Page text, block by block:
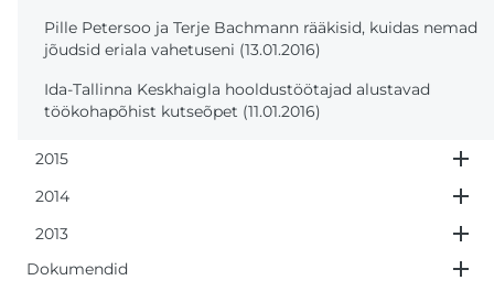
Pille Petersoo ja Terje Bachmann rääkisid, kuidas nemad
jõudsid eriala vahetuseni (13.01.2016)
Ida-Tallinna Keskhaigla hooldustöötajad alustavad
töökohapõhist kutseõpet (11.01.2016)
2015
2014
2013
Dokumendid